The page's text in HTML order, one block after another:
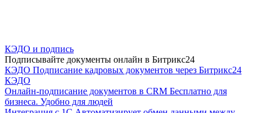
КЭДО и подпись
Подписывайте документы онлайн в Битрикс24
КЭДО Подписание кадровых документов через Битрикс24
КЭДО
Онлайн-подписание документов в CRM Бесплатно для
бизнеса. Удобно для людей